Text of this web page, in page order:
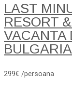
LAST
RESORT
VACANTA
299€ /persoana